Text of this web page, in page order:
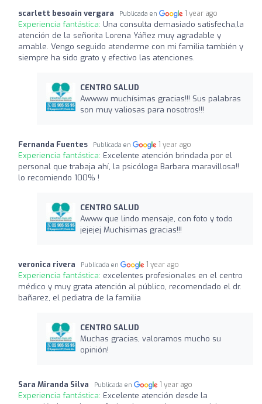
scarlett besoain vergara Publicada en 1 year ago
Experiencia fantástica: Una consulta demasiado satisfecha,la
atención de la señorita Lorena Yáñez muy agradable y
amable. Vengo seguido atenderme con mi familia también y
siempre ha sido grato y efectivo las atenciones.
CENTRO SALUD
Awwww muchísimas gracias!!! Sus palabras
son muy valiosas para nosotros!!!
Fernanda Fuentes Publicada en 1 year ago
Experiencia fantástica: Excelente atención brindada por el
personal que trabaja ahí, la psicóloga Barbara maravillosa!!
lo recomiendo 100% !
CENTRO SALUD
Awww que lindo mensaje, con foto y todo
jejejej Muchisimas gracias!!!
veronica rivera Publicada en 1 year ago
Experiencia fantástica: excelentes profesionales en el centro
médico y muy grata atención al público, recomendado el dr.
bañarez, el pediatra de la familia
CENTRO SALUD
Muchas gracias, valoramos mucho su
opinión!
Sara Miranda Silva Publicada en 1 year ago
Experiencia fantástica: Excelente atención desde la